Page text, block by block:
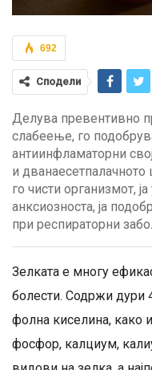
692
Сподели
Делува превентивно
слабеење, го
антиинфламаторни
и дванаесетпалачното
го чисти организмот,
анксиозноста, ја
при респираторни
Зелката е многу
болести. Содржи дури
фолна киселина, како
фосфор, калциум,